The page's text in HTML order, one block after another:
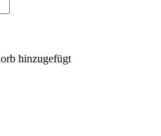
hinzugefügt